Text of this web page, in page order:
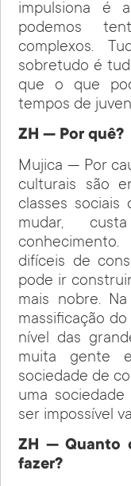
impulsiona é
podemos
complexos.
sobretudo é
que o que
tempos de
ZH — Por quê?
Mujica — Por
culturais são
classes
mudar,
difíceis de
pode ir
mais nobre.
massificação
nível das
muita gente
sociedade de
uma
ser impossível
ZH — Quanto
fazer?